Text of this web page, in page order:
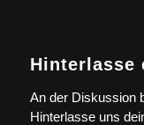
Hinterlasse
An der Diskussion
Hinterlasse uns